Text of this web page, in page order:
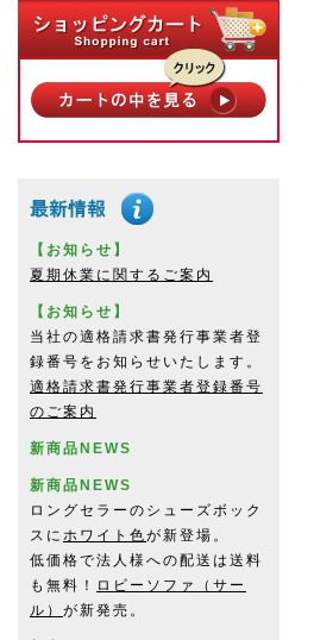
【お知らせ】
夏期休業に関するご案内
【お知らせ】
当社の適格請求書発行事業者登
録番号をお知らせいたします。
適格請求書発行事業者登録番号
のご案内
新商品NEWS
新商品NEWS
ロングセラーのシューズボック
スに ホワイト色が新登場。
低価格で法人様への配送は送料
も無料！
ロビーソファ（サー
ル） が新発売。